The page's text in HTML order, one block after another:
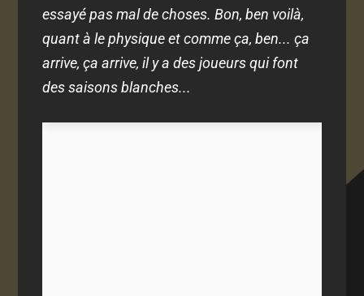
essayé pas mal de choses. Bon, ben voilà,
quant à le physique et comme ça, ben...ça
arrive, ça arrive, il y a des joueurs qui font
des saisons blanches...